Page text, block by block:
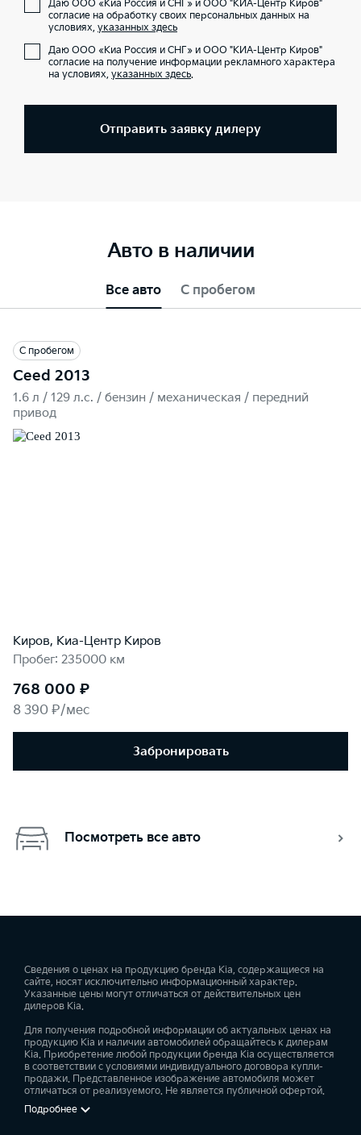
Даю ООО «Киа Россия и СНГ» и ООО "КИА-Центр Киров"
согласие на обработку своих персональных данных на
условиях, указанных здесь
Даю ООО «Киа Россия и СНГ» и ООО "КИА-Центр Киров"
согласие на получение информации рекламного характера
на условиях, указанных здесь.
Отправить заявку дилеру
Авто в наличии
Все авто С пробегом
С пробегом
Ceed 2013
1.6 л / 129 л.c. / бензин / механическая / передний
привод
Киров, Киа-Центр Киров
Пробег: 235000 км
768 000 ₽
8 390 ₽/мес
Забронировать
Посмотреть все авто
Сведения о ценах на продукцию бренда Kia, содержащиеся на
сайте, носят исключительно информационный характер.
Указанные цены могут отличаться от действительных цен
дилеров Kia.
Для получения подробной информации об актуальных ценах на
продукцию Kia и наличии автомобилей обращайтесь к дилерам
Kia. Приобретение любой продукции бренда Kia осуществляется
в соответствии с условиями индивидуального договора купли-
продажи. Представленное изображение автомобиля может
отличаться от реализуемого. Не является публичной офертой.
Подробнее